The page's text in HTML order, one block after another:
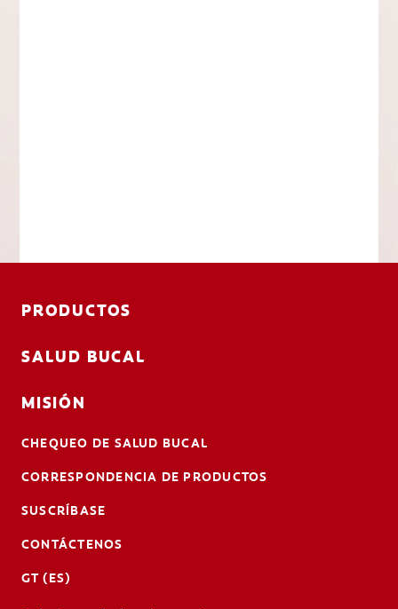
PRODUCTOS
SALUD BUCAL
MISIÓN
CHEQUEO DE SALUD BUCAL
CORRESPONDENCIA DE PRODUCTOS
SUSCRÍBASE
CONTÁCTENOS
GT (ES)